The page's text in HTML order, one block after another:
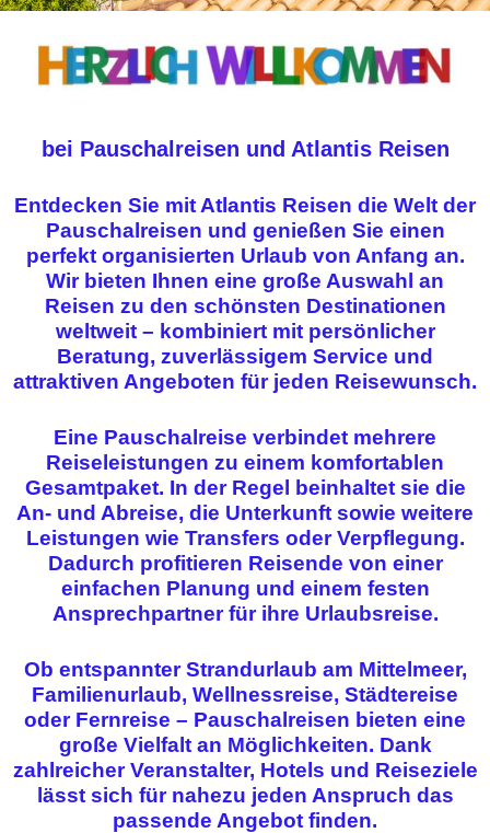
bei Pauschalreisen und Atlantis Reisen
Entdecken Sie mit Atlantis Reisen die Welt der
Pauschalreisen und genießen Sie einen
perfekt organisierten Urlaub von Anfang an.
Wir bieten Ihnen eine große Auswahl an
Reisen zu den schönsten Destinationen
weltweit – kombiniert mit persönlicher
Beratung, zuverlässigem Service und
attraktiven Angeboten für jeden Reisewunsch.
Eine Pauschalreise verbindet mehrere
Reiseleistungen zu einem komfortablen
Gesamtpaket. In der Regel beinhaltet sie die
An- und Abreise, die Unterkunft sowie weitere
Leistungen wie Transfers oder Verpflegung.
Dadurch profitieren Reisende von einer
einfachen Planung und einem festen
Ansprechpartner für ihre Urlaubsreise.
Ob entspannter Strandurlaub am Mittelmeer,
Familienurlaub, Wellnessreise, Städtereise
oder Fernreise – Pauschalreisen bieten eine
große Vielfalt an Möglichkeiten. Dank
zahlreicher Veranstalter, Hotels und Reiseziele
lässt sich für nahezu jeden Anspruch das
passende Angebot finden.